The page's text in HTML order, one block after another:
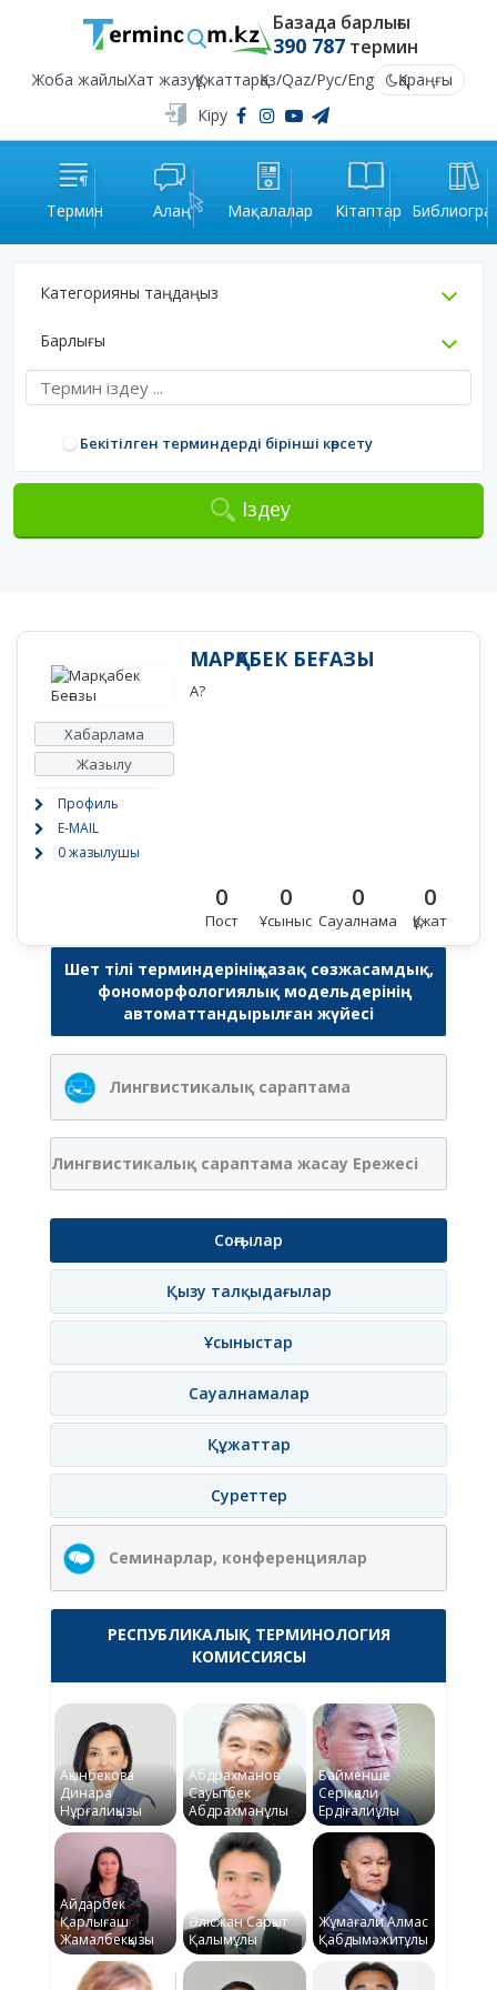
Базада барлығы
390 787термин
Жоба жайлыХат жазуҚұжаттарҚаз/Qaz/Рус/Eng
Қараңғы
Кіру
Термин Алаң Мақалалар Кітаптар
Категорияны таңдаңыз
Барлығы
Бекітілген терминдерді бірінші көрсету
Іздеу
Хабарлама
Жазылу
Профиль
E-MAIL
0 жазылушы
МАРҚАБЕК БЕҒАЗЫ
A?
0
Пост
0
Ұсыныс
0
Сауалнама
0
Құжат
Шет тілі терминдерінің қазақ сөзжасамдық,
фономорфологиялық модельдерінің
автоматтандырылған жүйесі
Лингвистикалық сараптама
Лингвистикалық сараптама жасау Ережесі
Соңғылар
Қызу талқыдағылар
Ұсыныстар
Сауалнамалар
Құжаттар
Суреттер
Семинарлар, конференциялар
РЕСПУБЛИКАЛЫҚ ТЕРМИНОЛОГИЯ
КОМИССИЯСЫ
Ақынбекова
Динара
Нұрғалиқызы
Абдрахманов
Сауытбек
Абдрахманұлы
Байменше
Серікқали
Ердіғалиұлы
Айдарбек
Қарлығаш
Жамалбекқызы
Әлісжан Сарқыт
Қалымұлы
Жұмағали Алмас
Қабдымәжитұлы